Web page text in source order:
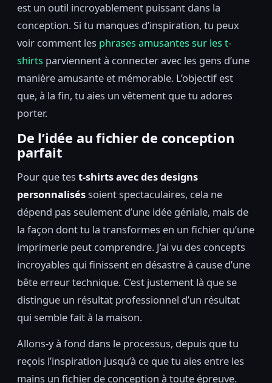
est un outil incroyablement puissant dans la
conception. Si tu manques d’inspiration, tu peux
voir comment les phrases amusantes sur les t-
shirts parviennent à connecter avec les gens d’une
manière amusante et mémorable. L’objectif est
que, à la fin, tu aies un vêtement que tu adores
porter.
De l’idée au fichier de conception
parfait
Pour que tes t-shirts avec des designs
personnaliséssoient spectaculaires, cela ne
dépend pas seulement d’une idée géniale, mais de
la façon dont tu la transformes en un fichier qu’une
imprimerie peut comprendre. J’ai vu des concepts
incroyables qui finissent en désastre à cause d’une
bête erreur technique. C’est justement là que se
distingue un résultat professionnel d’un résultat
qui semble fait à la maison.
Allons-y à fond dans le processus, depuis que tu
reçois l’inspiration jusqu’à ce que tu aies entre les
mains un fichier de conception à toute épreuve.